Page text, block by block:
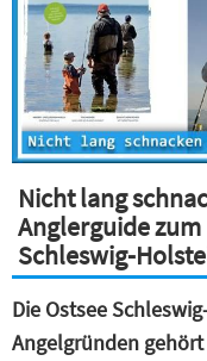
Nicht lang
Anglerguide zum
Schleswig-
Die Ostsee
Angelgründen